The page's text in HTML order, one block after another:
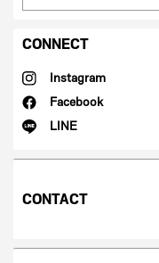
CONNECT
Instagram
Facebook
LINE
CONTACT